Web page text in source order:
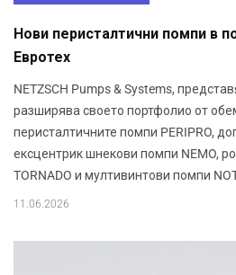
Нови перисталтични помпи в
Евротех
NETZSCH Pumps & Systems,
разширява своето портфолио от
перисталтичните помпи PERIPRO,
ексцентрик шнекови помпи NEMO,
TORNADO и мултивинтови помпи
11.06.2026